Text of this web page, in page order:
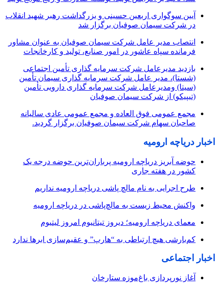
آیین سوگواری اربعین حسینی و بزرگداشت رهبر شهید انقلاب
در شرکت سیمان صوفیان برگزار شد
انتصاب مدیر عامل شرکت سیمان صوفیان به عنوان مشاور
فرمانده سپاه عاشور در امور صنایع، تولید و کارخانجات
بازدید مدیرعامل شرکت سرمایه گذاری تأمین اجتماعی
(شستا)، مدیر عامل شرکت سرمایه گذاری سیمان تأمین
(سیتا) ومدیرعامل شرکت سرمایه گذاری دارویی تأمین
(تیپیکو) از شرکت سیمان صوفیان
مجمع عمومی فوق العاده و مجمع عمومی عادی سالیانه
صاحبان سهام شرکت سیمان صوفیان برگزار گردید.
اخبار دریاچه ارومیه
حوضه آبریز دریاچه ارومیه پرباران‌ترین حوضه‌ درجه یک
کشور در هفته جاری
طرح اجرایی به نام مالچ پاشی دریاچه ارومیه نداریم
واکنش محیط زیست به مالچ‌پاشی در دریاچه ارومیه
معمای دریاچه ارومیه؛ دیروز تیتانیوم امروز لیتیوم
کم‌بارشی هیچ ارتباطی به “هارپ” و عقیم‌سازی ابرها ندارد
اخبار اجتماعی
آغاز نورپردازی باغ‌موزه ستارخان